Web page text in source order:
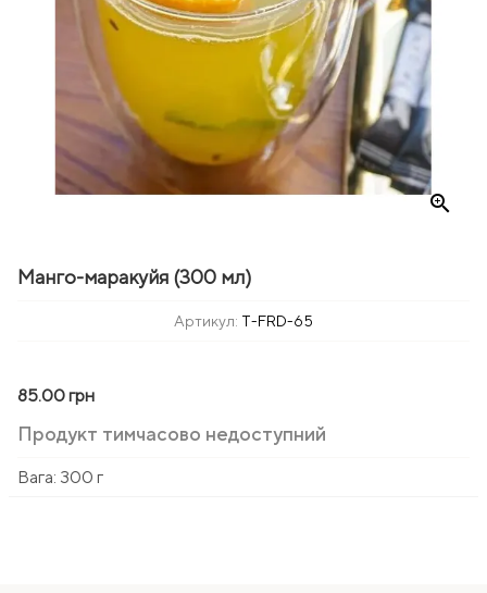
zoom_in
Манго-маракуйя (300 мл)
Артикул: T-FRD-65
85.00 грн
Продукт тимчасово недоступний
Вага: 300 г